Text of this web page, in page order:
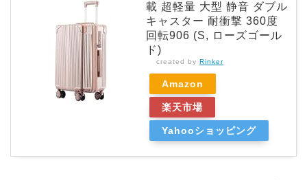
載 超軽量 大型 静音 ダブル
キャスター 耐衝撃 360度
回転906 (S, ローズゴール
ド)
created by Rinker
Amazon
楽天市場
Yahooショッピング